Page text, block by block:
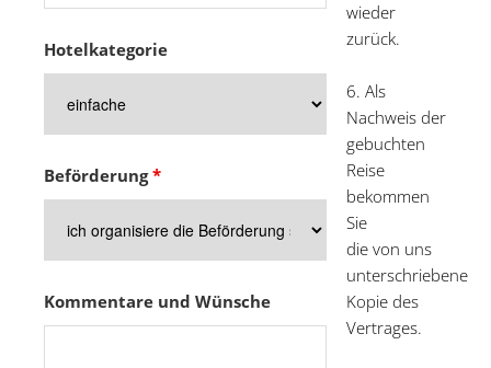
Hotelkategorie
Beförderung*
Kommentare und Wünsche
wieder
zurück.
6. Als
Nachweis der
gebuchten
Reise
bekommen
Sie
die von uns
unterschriebene
Kopie des
Vertrages.